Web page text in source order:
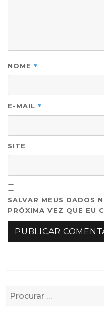
NOME *
E-MAIL *
SITE
SALVAR MEUS DADOS
PRÓXIMA VEZ QUE EU
Busca
por: